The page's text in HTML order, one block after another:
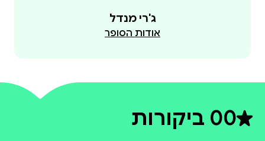
ג'רי מנדל
אודות הסופר
0דירוג ממוצע 0 מתוך 5
0 ביקורות